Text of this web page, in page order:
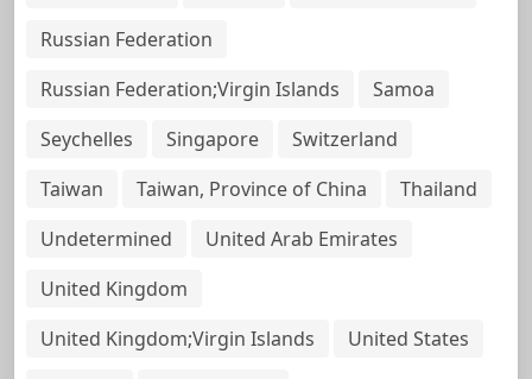
Russian Federation
Russian Federation;Virgin Islands
Samoa
Seychelles
Singapore
Switzerland
Taiwan
Taiwan, Province of China
Thailand
Undetermined
United Arab Emirates
United Kingdom
United Kingdom;Virgin Islands
United States